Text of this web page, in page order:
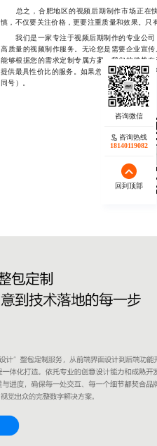
总之，合肥地区的视频后期制作市场正在
慎，不仅要关注价格，更要注重质量和效果。
我们是一家专注于视频后期制作的专业公司
高质量的视频制作服务。无论您是需要企业宣
能够根据您的需求定制专属方案。我们的优势
提供最具性价比的服务。如果您有任何视频制作
同号）。
咨询热线
18140119082
回到顶部